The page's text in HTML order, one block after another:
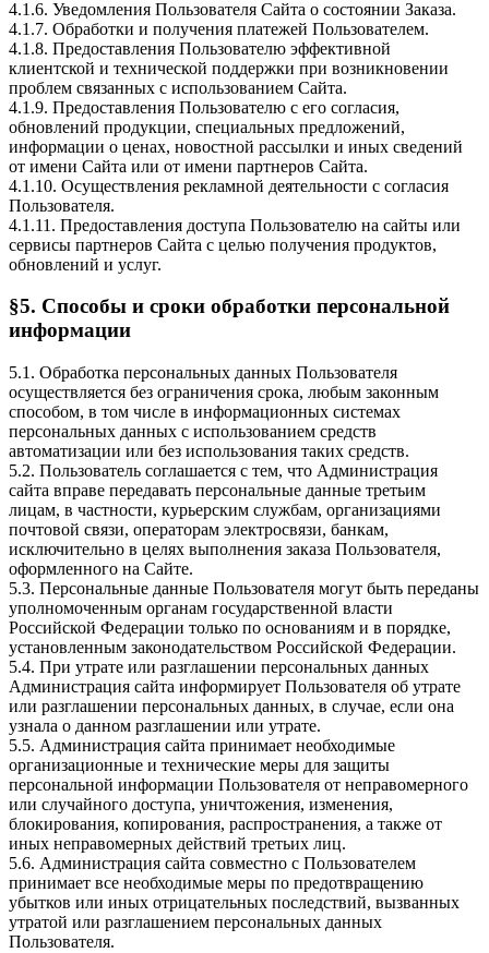
4.1.6. Уведомления Пользователя Сайта о состоянии Заказа.
4.1.7. Обработки и получения платежей Пользователем.
4.1.8. Предоставления Пользователю эффективной
клиентской и технической поддержки при возникновении
проблем связанных с использованием Сайта.
4.1.9. Предоставления Пользователю с его согласия,
обновлений продукции, специальных предложений,
информации о ценах, новостной рассылки и иных сведений
от имени Сайта или от имени партнеров Сайта.
4.1.10. Осуществления рекламной деятельности с согласия
Пользователя.
4.1.11. Предоставления доступа Пользователю на сайты или
сервисы партнеров Сайта с целью получения продуктов,
обновлений и услуг.
§5. Способы и сроки обработки персональной
информации
5.1. Обработка персональных данных Пользователя
осуществляется без ограничения срока, любым законным
способом, в том числе в информационных системах
персональных данных с использованием средств
автоматизации или без использования таких средств.
5.2. Пользователь соглашается с тем, что Администрация
сайта вправе передавать персональные данные третьим
лицам, в частности, курьерским службам, организациями
почтовой связи, операторам электросвязи, банкам,
исключительно в целях выполнения заказа Пользователя,
оформленного на Сайте.
5.3. Персональные данные Пользователя могут быть переданы
уполномоченным органам государственной власти
Российской Федерации только по основаниям и в порядке,
установленным законодательством Российской Федерации.
5.4. При утрате или разглашении персональных данных
Администрация сайта информирует Пользователя об утрате
или разглашении персональных данных, в случае, если она
узнала о данном разглашении или утрате.
5.5. Администрация сайта принимает необходимые
организационные и технические меры для защиты
персональной информации Пользователя от неправомерного
или случайного доступа, уничтожения, изменения,
блокирования, копирования, распространения, а также от
иных неправомерных действий третьих лиц.
5.6. Администрация сайта совместно с Пользователем
принимает все необходимые меры по предотвращению
убытков или иных отрицательных последствий, вызванных
утратой или разглашением персональных данных
Пользователя.